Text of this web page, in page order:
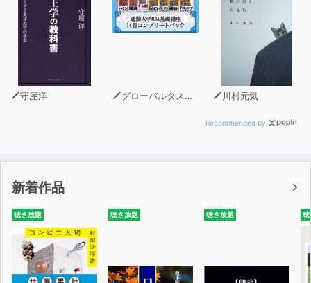
である。中国語検定4級レベルの会話力が身につく。
■目次■
③単母音 ④子音
⑦その他の発音のポイント ⑧総合練習
第2章 フレーズ編
UNIT 2 感謝する
UNIT 3 謝罪する
UNIT 4 喜び・お願い
UNIT 5 同意・相づち
第3章 会話編
守屋洋 グローバルタスクフォース(著) 川村元気
Recommended by
新着作品
聴き放題 聴き放題 聴き放題 聴